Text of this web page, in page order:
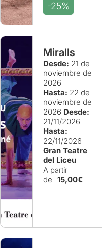
-25%
Miralls
Desde: 21 de
noviembre de
2026
Hasta: 22 de
noviembre de
2026 Desde:
21/11/2026
Hasta:
22/11/2026
Gran Teatre
del Liceu
A partir
de 15,00€